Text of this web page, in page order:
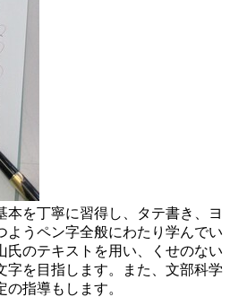
本を丁寧に習得し、タテ書き、ヨ
ようペン字全般にわたり学んでい
氏のテキストを用い、くせのない
字を目指します。また、文部科学
指導もします。